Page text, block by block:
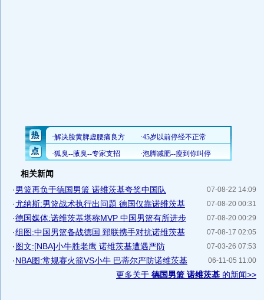
相关新闻
07-08-22 14:09
·男篮再负于德国男篮 诺维茨基夸奖中国队
07-08-20 00:31
·尤纳斯:男篮战术执行出问题 德国仅靠诺维茨基
07-08-20 00:29
·德国媒体:诺维茨基堪称MVP 中国男篮有所进步
07-08-17 02:05
·组图:中国男篮备战德国 郅联携手对抗诺维茨基
07-03-26 07:53
·图文:[NBA]小牛胜老鹰 诺维茨基遭遇严防
06-11-05 11:00
·NBA图:常规赛火箭VS小牛 巴蒂尔严防诺维茨基
更多关于 德国男篮 诺维茨基 的新闻>>